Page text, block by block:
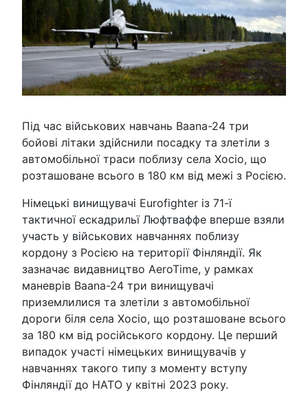
Під час військових навчань Baana-24 три
бойові літаки здійснили посадку та злетіли з
автомобільної траси поблизу села Хосіо, що
розташоване всього в 180 км від межі з Росією.
Німецькі винищувачі Eurofighter із 71-ї
тактичної ескадрильї Люфтваффе вперше взяли
участь у військових навчаннях поблизу
кордону з Росією на території Фінляндії. Як
зазначає видавництво AeroTime, у рамках
маневрів Baana-24 три винищувачі
приземлилися та злетіли з автомобільної
дороги біля села Хосіо, що розташоване всього
за 180 км від російського кордону. Це перший
випадок участі німецьких винищувачів у
навчаннях такого типу з моменту вступу
Фінляндії до НАТО у квітні 2023 року.